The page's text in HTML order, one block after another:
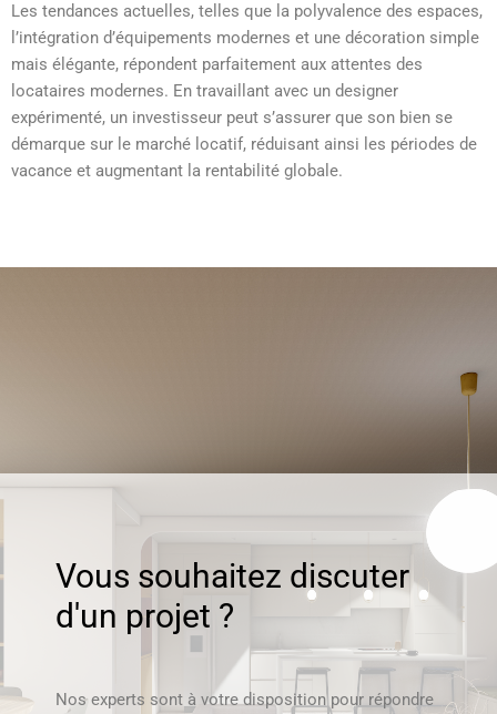
Les tendances actuelles, telles que la polyvalence des espaces,
l’intégration d’équipements modernes et une décoration simple
mais élégante, répondent parfaitement aux attentes des
locataires modernes. En travaillant avec un designer
expérimenté, un investisseur peut s’assurer que son bien se
démarque sur le marché locatif, réduisant ainsi les périodes de
vacance et augmentant la rentabilité globale.
Vous souhaitez discuter
d'un projet ?
Nos experts sont à votre disposition pour répondre